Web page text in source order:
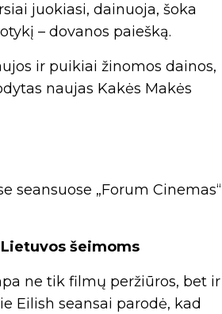
juokiasi, dainuoja, šoka
– dovanos paiešką.
ir puikiai žinomos dainos,
naujas Kakės Makės
seansuose „Forum Cinemas“
šeimoms
ne tik filmų peržiūros, bet ir
Eilish seansai parodė, kad